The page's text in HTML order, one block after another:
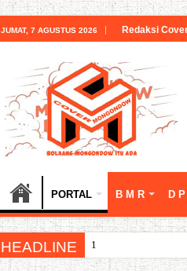
JUMAT, 7 AGUSTUS 2026 Redaksi
PORTAL B M R D
HEADLINE 18 Tahun Bolsel: Jejak